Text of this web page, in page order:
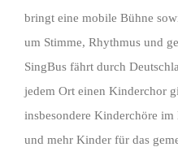
bringt eine mobile Bühne
um Stimme, Rhythmus und
SingBus fährt durch
jedem Ort einen Kinderchor
insbesondere Kinderchöre
und mehr Kinder für das